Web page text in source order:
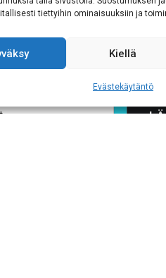
tiettyihin ominaisuuksiin ja
Kiellä
Evästekäytäntö